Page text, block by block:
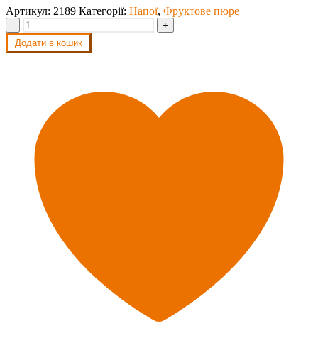
Артикул: 2189 Категорії: Напої, Фруктове пюре
-
+
Додати в кошик